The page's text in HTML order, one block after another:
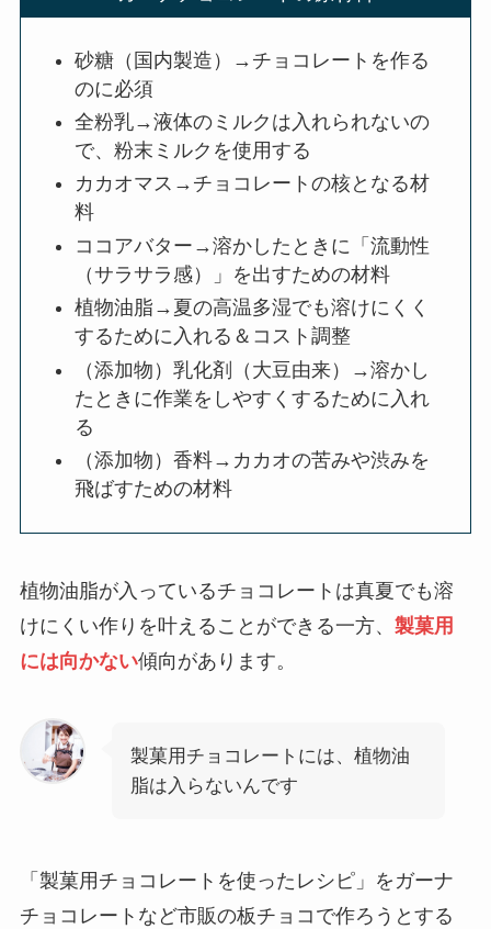
砂糖（国内製造）→チョコレートを作る
のに必須
全粉乳→液体のミルクは入れられないの
で、粉末ミルクを使用する
カカオマス→チョコレートの核となる材
料
ココアバター→溶かしたときに「流動性
（サラサラ感）」を出すための材料
植物油脂→夏の高温多湿でも溶けにくく
するために入れる＆コスト調整
（添加物）乳化剤（大豆由来）→溶かし
たときに作業をしやすくするために入れ
る
（添加物）香料→カカオの苦みや渋みを
飛ばすための材料
植物油脂が入っているチョコレートは真夏でも溶
けにくい作りを叶えることができる一方、 製菓用
には向かない傾向があります。
製菓用チョコレートには、植物油
脂は入らないんです
「製菓用チョコレートを使ったレシピ」をガーナ
チョコレートなど市販の板チョコで作ろうとする